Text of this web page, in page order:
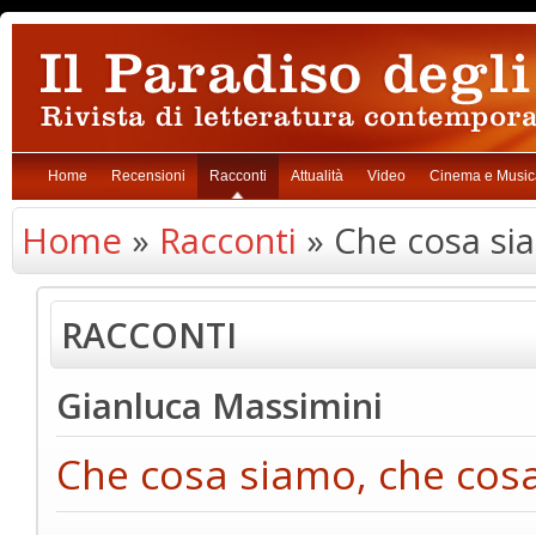
Home Recensioni Racconti Attualità Video Cinema e
Home » Racconti » Che cosa
RACCONTI
Gianluca Massimini
Che cosa siamo, che